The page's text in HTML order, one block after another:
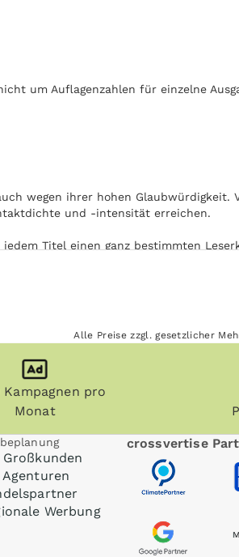
um Auflagenzahlen für einzelne
wegen ihrer hohen Glaubwürdigkeit.
und -intensität erreichen.
Titel einen ganz bestimmten
eine besondere
Express.
aufbewahrt. Damit wirkt Ihre
in Kontakt.
Express ist unabhängig von
zur Arbeit.
Alle Preise zzgl. gesetzlicher
Kampagnen pro
Monat
Großkunden
Agenturen
Werbung
crossvertise